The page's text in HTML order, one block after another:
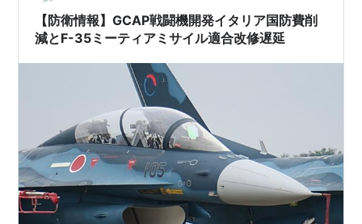
クス化して渡さないフランスのゴ…
【防衛情報】GCAP戦闘機開発イタリア国防費削
減とF-35ミーティアミサイル適合改修遅延